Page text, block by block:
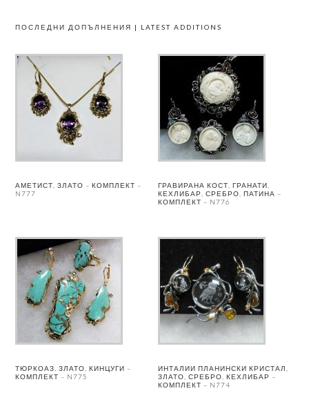
ПОСЛЕДНИ ДОПЪЛНЕНИЯ | LATEST ADDITIONS
АМЕТИСТ, ЗЛАТО – КОМПЛЕКТ –
N777
ГРАВИРАНА КОСТ, ГРАНАТИ,
КЕХЛИБАР, СРЕБРО, ПАТИНА –
КОМПЛЕКТ – N776
ТЮРКОАЗ, ЗЛАТО, КИНЦУГИ –
КОМПЛЕКТ – N775
ИНТАЛИИ ПЛАНИНСКИ КРИСТАЛ,
ЗЛАТО, СРЕБРО, КЕХЛИБАР –
КОМПЛЕКТ – N774